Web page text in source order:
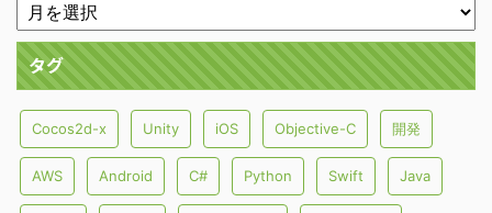
タグ
Cocos2d-x Unity iOS Objective-C 開発
AWS Android C# Python Swift Java